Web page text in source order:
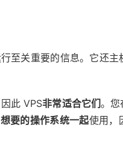
至关重要的信息。它还主
此 VPS非常适合它们。您
要的操作系统一起使用，